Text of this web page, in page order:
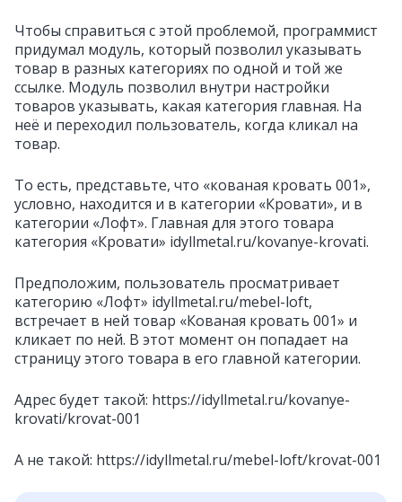
Чтобы справиться с этой проблемой, программист
придумал модуль, который позволил указывать
товар в разных категориях по одной и той же
ссылке. Модуль позволил внутри настройки
товаров указывать, какая категория главная. На
неё и переходил пользователь, когда кликал на
товар.
То есть, представьте, что «кованая кровать 001»,
условно, находится и в категории «Кровати», и в
категории «Лофт». Главная для этого товара
категория «Кровати» idyllmetal.ru/kovanye-krovati.
Предположим, пользователь просматривает
категорию «Лофт» idyllmetal.ru/mebel-loft,
встречает в ней товар «Кованая кровать 001» и
кликает по ней. В этот момент он попадает на
страницу этого товара в его главной категории.
Адрес будет такой: https://idyllmetal.ru/kovanye-
krovati/krovat-001
А не такой: https://idyllmetal.ru/mebel-loft/krovat-001